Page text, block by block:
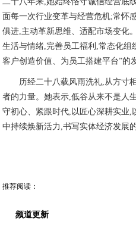
面每一次行业变革与经营危机;常怀
俱进,主动革新思维、适配市场变化
生活与情绪,完善员工福利,常态化
客户创造价值、为员工搭建平台”的
历经二十八载风雨洗礼,从方寸
者的力量。她表示,低谷从来不是人
守初心、紧跟时代,以匠心深耕实业
中持续焕新活力,书写实体经济发展
推荐阅读：
频道更新